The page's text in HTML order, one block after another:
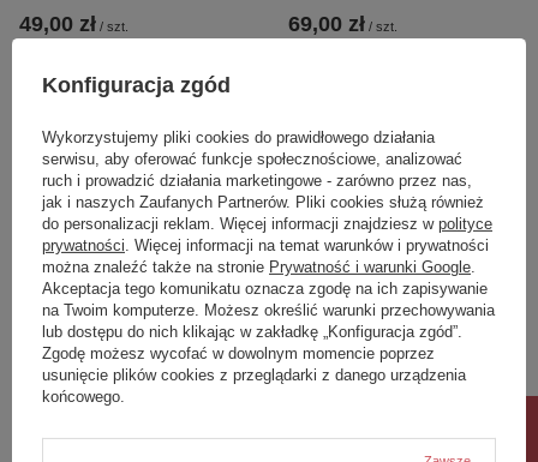
49,00 zł / szt. 69,00 zł / szt.
Zestaw 4 opakowań
chusteczek 5-warstwowe
SHP SOFT 5
Zestaw 4 opakowań
chusteczek 4-warstwowe
Konfiguracja zgód
Wykorzystujemy pliki cookies do prawidłowego działania
serwisu, aby oferować funkcje społecznościowe, analizować
ruch i prowadzić działania marketingowe - zarówno przez nas,
jak i naszych Zaufanych Partnerów. Pliki cookies służą również
do personalizacji reklam. Więcej informacji znajdziesz w polityce
prywatności . Więcej informacji na temat warunków i prywatności
można znaleźć także na stronie Prywatność i warunki Google
Akceptacja tego komunikatu oznacza zgodę na ich zapisywanie
na Twoim komputerze. Możesz określić warunki przechowywania
lub dostępu do nich klikając w zakładkę „Konfiguracja zgód”.
Zgodę możesz wycofać w dowolnym momencie poprzez
usunięcie plików cookies z przeglądarki z danego urządzenia
końcowego.